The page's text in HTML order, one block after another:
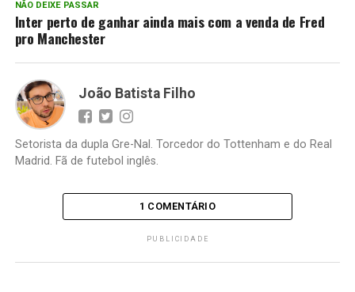
NÃO DEIXE PASSAR
Inter perto de ganhar ainda mais com a venda de Fred
pro Manchester
João Batista Filho
Setorista da dupla Gre-Nal. Torcedor do Tottenham e do Real
Madrid. Fã de futebol inglês.
1 COMENTÁRIO
PUBLICIDADE